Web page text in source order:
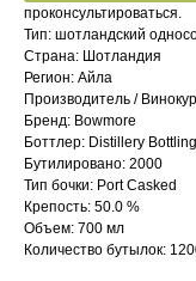
проконсультироваться.
Тип: шотландский
Страна: Шотландия
Регион: Айла
Производитель /
Бренд: Bowmore
Боттлер: Distillery Bottling
Бутилировано: 2000
Тип бочки: Port Casked
Крепость: 50.0 %
Объем: 700 мл
Количество бутылок: